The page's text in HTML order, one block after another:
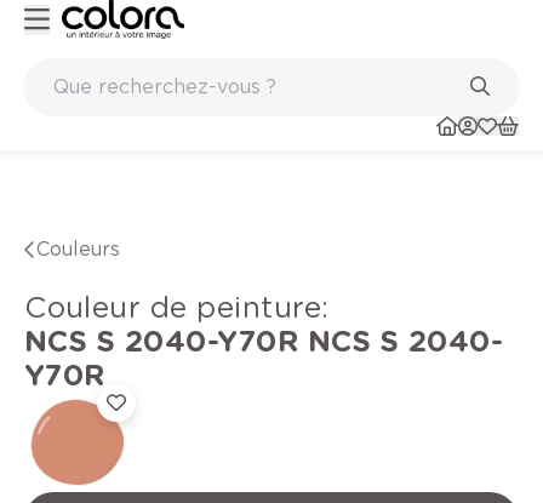
Couleurs
Couleur de peinture:
NCS S 2040-Y70R NCS S 2040-
Y70R